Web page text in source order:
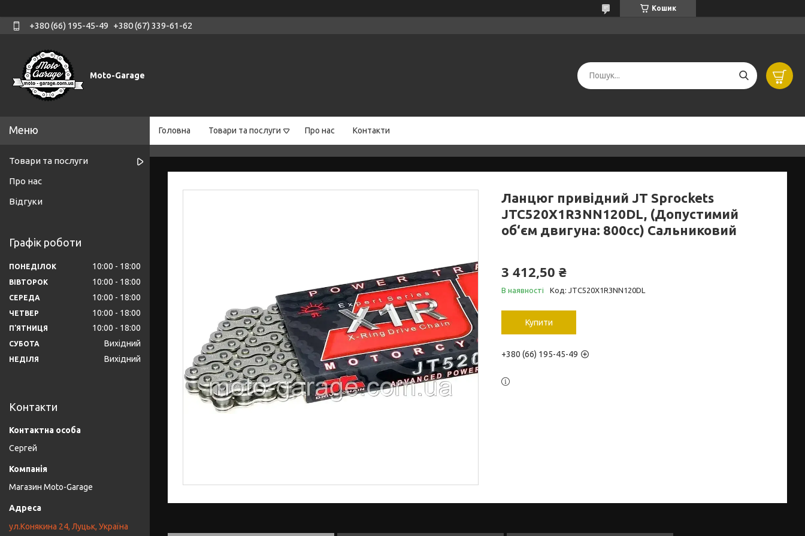
Кошик
+380 (66) 195-45-49 +380 (67) 339-61-62
Moto-Garage
Головна Товари та послуги Про нас Контакти
Ланцюг привідний JT Sprockets
JTC520X1R3NN120DL, (Допустимий
об‘єм двигуна: 800сс) Сальниковий
3 412,50 ₴
В наявності Код: JTC520X1R3NN120DL
Купити
+380 (66) 195-45-49
Товари та послуги
Про нас
Відгуки
Графік роботи
ПОНЕДІЛОК 10:00 18:00
ВІВТОРОК 10:00 18:00
СЕРЕДА 10:00 18:00
ЧЕТВЕР 10:00 18:00
ПʼЯТНИЦЯ 10:00 18:00
СУБОТА Вихідний
НЕДІЛЯ Вихідний
Контакти
Сергей
Магазин Moto-Garage
ул.Конякина 24, Луцьк, Україна